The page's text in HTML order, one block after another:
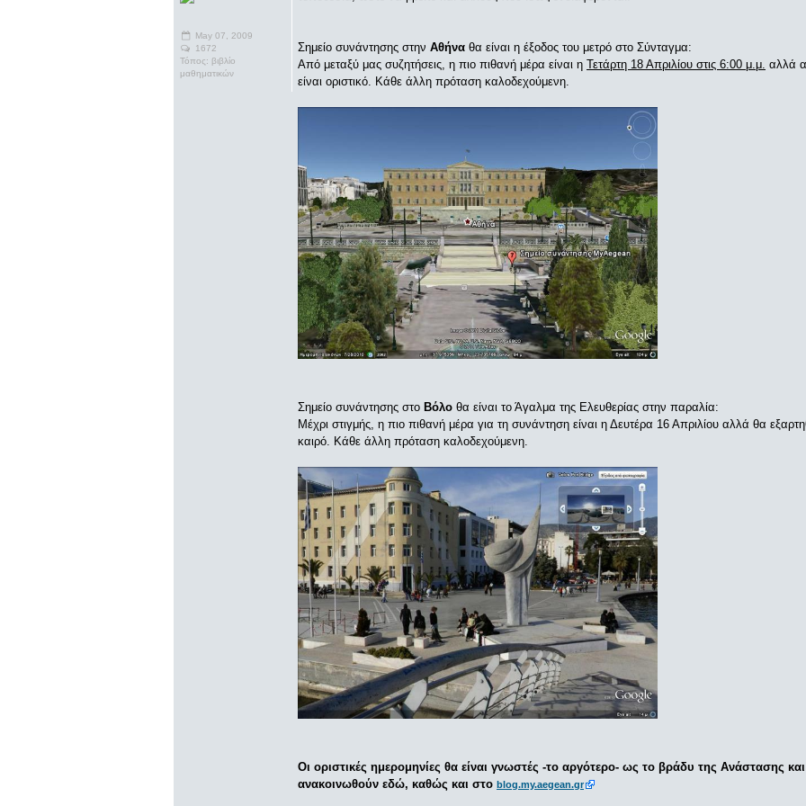
May 07, 2009
1672
Τόπος: βιβλίο
μαθηματικών
Σημείο συνάντησης στην Αθήνα θα είναι η έξοδος του μετρό στο Σύνταγμα:
Από μεταξύ μας συζητήσεις, η πιο πιθανή μέρα είναι η Τετάρτη 18 Απριλίου στις 6:00 μ.μ. αλλά
είναι οριστικό. Κάθε άλλη πρόταση καλοδεχούμενη.
Σημείο συνάντησης στο Βόλο θα είναι το Άγαλμα της Ελευθερίας στην παραλία:
Μέχρι στιγμής, η πιο πιθανή μέρα για τη συνάντηση είναι η Δευτέρα 16 Απριλίου αλλά θα
καιρό. Κάθε άλλη πρόταση καλοδεχούμενη.
Οι οριστικές ημερομηνίες θα είναι γνωστές -το αργότερο- ως το βράδυ της Ανάστασης
ανακοινωθούν εδώ, καθώς και στο blog.my.aegean.gr